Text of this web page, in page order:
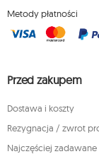
Metody płatności
Przed zakupem
Dostawa i koszty
Rezygnacja / zwrot
Najczęściej